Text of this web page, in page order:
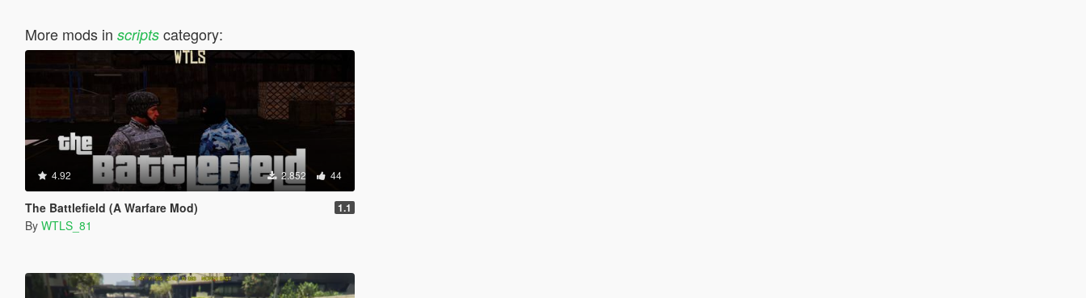
More mods in scriptscategory:
4.92 2.852 44
The Battlefield (A Warfare Mod) 1.1
By WTLS_81